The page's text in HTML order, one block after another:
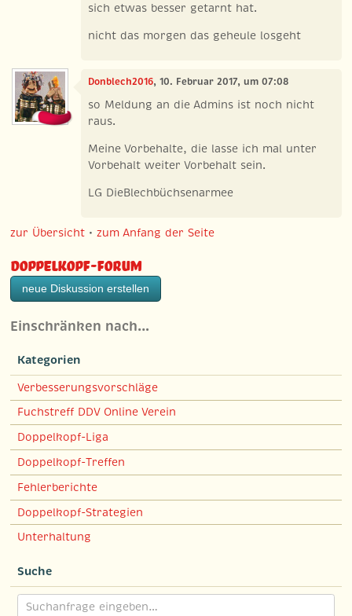
sich etwas besser getarnt hat.
nicht das morgen das geheule losgeht
Donblech2016, 10. Februar 2017, um 07:08
so Meldung an die Admins ist noch nicht
raus.
Meine Vorbehalte, die lasse ich mal unter
Vorbehalt weiter Vorbehalt sein.
LG DieBlechbüchsenarmee
zur Übersicht •zum Anfang der Seite
Doppelkopf-Forum
neue Diskussion erstellen
Einschränken nach…
Kategorien
Verbesserungsvorschläge
Fuchstreff DDV Online Verein
Doppelkopf-Liga
Doppelkopf-Treffen
Fehlerberichte
Doppelkopf-Strategien
Unterhaltung
Suche